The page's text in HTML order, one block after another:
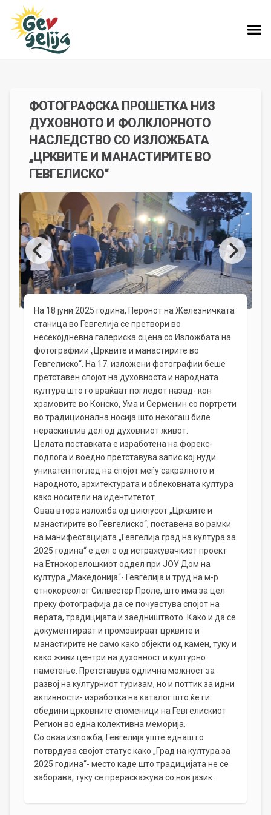
ФОТОГРАФСКА ПРОШЕТКА НИЗ
ДУХОВНОТО И ФОЛКЛОРНОТО
НАСЛЕДСТВО СО ИЗЛОЖБАТА
„ЦРКВИТЕ И МАНАСТИРИТЕ ВО
ГЕВГЕЛИСКО“
На 18 јуни 2025 година, Перонот на Железничката
станица во Гевгелија се претвори во
несекојдневна галериска сцена со Изложбата на
фотографиии „Црквите и манастирите во
Гевгелиско“. На 17. изложени фотографии беше
претставен спојот на духовноста и народната
култура што го враќаат погледот назад- кон
храмовите во Конско, Ума и Серменин со портрети
во традиционална носија што некогаш биле
нераскинлив дел од духовниот живот.
Целата поставката е изработена на форекс-
подлога и воедно претставува запис кој нуди
уникатен поглед на спојот меѓу сакралното и
народното, архитектурата и облековната култура
како носители на идентитетот.
Оваа втора изложба од циклусот „Црквите и
манастирите во Гевгелиско“, поставена во рамки
на манифестацијата „Гевгелија град на култура за
2025 година“ е дел е од истражувачкиот проект
на Етнокорелошкиот оддел при ЈОУ Дом на
култура „Македонија“- Гевгелија и труд на м-р
етнокореолог Силвестер Проле, што има за цел
преку фотографија да се почувстува спојот на
верата, традицијата и заедништвото. Како и да се
документираат и промовираат црквите и
манастирите не само како објекти од камен, туку и
како живи центри на духовност и културно
паметење. Претставува одлична можност за
развој на културниот туризам, но и поттик за идни
активности- изработка на каталог што ќе ги
обедини црковните споменици на Гевгелискиот
Регион во една колективна меморија.
Со оваа изложба, Гевгелија уште еднаш го
потврдува својот статус како „Град на култура за
2025 година“- место каде што традицијата не се
заборава, туку се прераскажува со нов јазик.